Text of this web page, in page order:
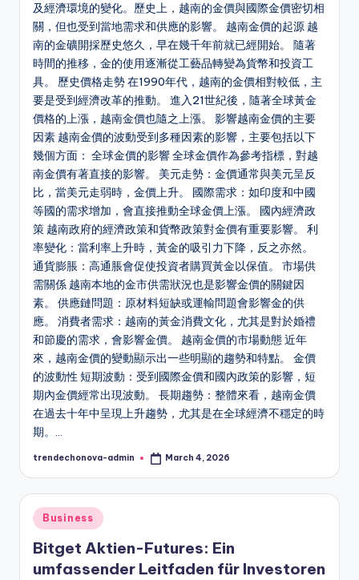
及經濟環境的變化。歷史上，越南的金價與國際金價密切相
關，但也受到當地需求和供應的影響。 越南金價的起源 越
南的金礦開採歷史悠久，早在幾千年前就已經開始。 隨著
時間的推移，金的使用逐漸從工藝品轉變為貨幣和投資工
具。 歷史價格走勢 在1990年代，越南的金價相對較低，主
要是受到經濟改革的推動。 進入21世紀後，隨著全球黃金
價格的上漲，越南金價也隨之上漲。 影響越南金價的主要
因素 越南金價的波動受到多種因素的影響，主要包括以下
幾個方面： 全球金價的影響 全球金價作為參考指標，對越
南金價有著直接的影響。 美元走勢：金價通常與美元呈反
比，當美元走弱時，金價上升。 國際需求：如印度和中國
等國的需求增加，會直接推動全球金價上漲。 國內經濟政
策 越南政府的經濟政策和貨幣政策對金價有重要影響。 利
率變化：當利率上升時，黃金的吸引力下降，反之亦然。
通貨膨脹：高通脹會促使投資者購買黃金以保值。 市場供
需關係 越南本地的金市供需狀況也是影響金價的關鍵因
素。 供應鏈問題：原材料短缺或運輸問題會影響金的供
應。 消費者需求：越南的黃金消費文化，尤其是對於婚禮
和節慶的需求，會影響金價。 越南金價的市場動態 近年
來，越南金價的變動顯示出一些明顯的趨勢和特點。 金價
的波動性 短期波動：受到國際金價和國內政策的影響，短
期內金價經常出現波動。 長期趨勢：整體來看，越南金價
在過去十年中呈現上升趨勢，尤其是在全球經濟不穩定的時
期。…
Posted
trendechonova-admin March 4, 2026
Posted
in
Business
Bitget Aktien-Futures: Ein
umfassender Leitfaden für Investoren